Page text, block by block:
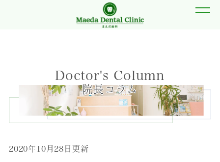
Doctor's Column
院長コラム
2020年10月28日更新